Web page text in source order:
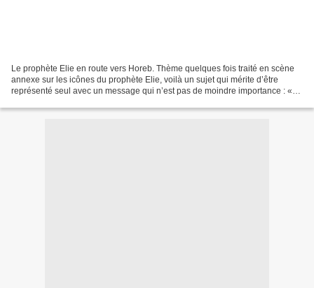
Le prophète Elie en route vers Horeb. Thème quelques fois traité en scène
annexe sur les icônes du prophète Elie, voilà un sujet qui mérite d’être
représenté seul avec un message qui n’est pas de moindre importance : «